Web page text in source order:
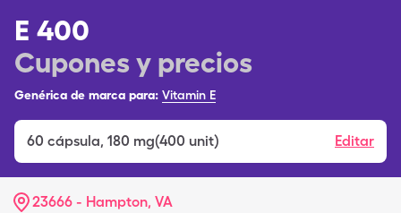
E 400
Cupones y precios
Genérica de marca para: Vitamin E
60 cápsula, 180 mg(400 unit) Editar
23666 - Hampton, VA